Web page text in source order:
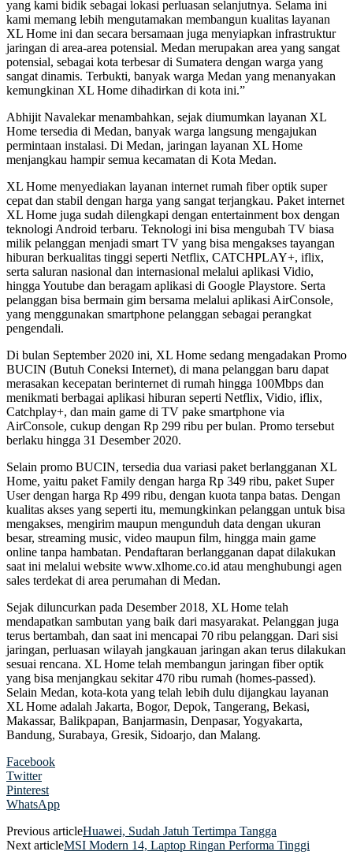
yang kami bidik sebagai lokasi perluasan selanjutnya. Selama ini
kami memang lebih mengutamakan membangun kualitas layanan
XL Home ini dan secara bersamaan juga menyiapkan infrastruktur
jaringan di area-area potensial. Medan merupakan area yang sangat
potensial, sebagai kota terbesar di Sumatera dengan warga yang
sangat dinamis. Terbukti, banyak warga Medan yang menanyakan
kemungkinan XL Home dihadirkan di kota ini.”
Abhijit Navalekar menambahkan, sejak diumumkan layanan XL
Home tersedia di Medan, banyak warga langsung mengajukan
permintaan instalasi. Di Medan, jaringan layanan XL Home
menjangkau hampir semua kecamatan di Kota Medan.
XL Home menyediakan layanan internet rumah fiber optik super
cepat dan stabil dengan harga yang sangat terjangkau. Paket internet
XL Home juga sudah dilengkapi dengan entertainment box dengan
teknologi Android terbaru. Teknologi ini bisa mengubah TV biasa
milik pelanggan menjadi smart TV yang bisa mengakses tayangan
hiburan berkualitas tinggi seperti Netflix, CATCHPLAY+, iflix,
serta saluran nasional dan internasional melalui aplikasi Vidio,
hingga Youtube dan beragam aplikasi di Google Playstore. Serta
pelanggan bisa bermain gim bersama melalui aplikasi AirConsole,
yang menggunakan smartphone pelanggan sebagai perangkat
pengendali.
Di bulan September 2020 ini, XL Home sedang mengadakan Promo
BUCIN (Butuh Coneksi Internet), di mana pelanggan baru dapat
merasakan kecepatan berinternet di rumah hingga 100Mbps dan
menikmati berbagai aplikasi hiburan seperti Netflix, Vidio, iflix,
Catchplay+, dan main game di TV pake smartphone via
AirConsole, cukup dengan Rp 299 ribu per bulan. Promo tersebut
berlaku hingga 31 Desember 2020.
Selain promo BUCIN, tersedia dua variasi paket berlangganan XL
Home, yaitu paket Family dengan harga Rp 349 ribu, paket Super
User dengan harga Rp 499 ribu, dengan kuota tanpa batas. Dengan
kualitas akses yang seperti itu, memungkinkan pelanggan untuk bisa
mengakses, mengirim maupun mengunduh data dengan ukuran
besar, streaming music, video maupun film, hingga main game
online tanpa hambatan. Pendaftaran berlangganan dapat dilakukan
saat ini melalui website www.xlhome.co.id atau menghubungi agen
sales terdekat di area perumahan di Medan.
Sejak diluncurkan pada Desember 2018, XL Home telah
mendapatkan sambutan yang baik dari masyarakat. Pelanggan juga
terus bertambah, dan saat ini mencapai 70 ribu pelanggan. Dari sisi
jaringan, perluasan wilayah jangkauan jaringan akan terus dilakukan
sesuai rencana. XL Home telah membangun jaringan fiber optik
yang bisa menjangkau sekitar 470 ribu rumah (homes-passed).
Selain Medan, kota-kota yang telah lebih dulu dijangkau layanan
XL Home adalah Jakarta, Bogor, Depok, Tangerang, Bekasi,
Makassar, Balikpapan, Banjarmasin, Denpasar, Yogyakarta,
Bandung, Surabaya, Gresik, Sidoarjo, dan Malang.
Facebook
Twitter
Pinterest
WhatsApp
Previous articleHuawei, Sudah Jatuh Tertimpa Tangga
Next articleMSI Modern 14, Laptop Ringan Performa Tinggi